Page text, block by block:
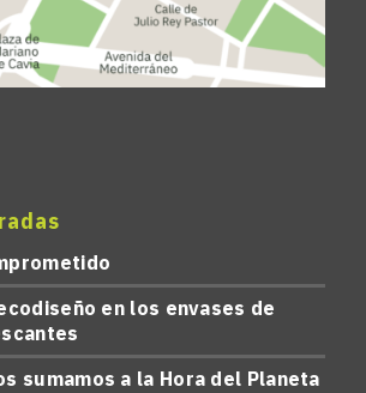
en los envases de
sumamos a la Hora del Planeta